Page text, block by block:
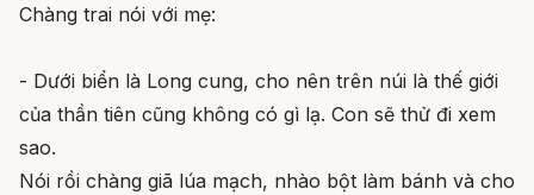
Chàng trai nói với mẹ:
- Dưới biển là Long cung, cho nên trên núi là thế giới
của thần tiên cũng không có gì lạ. Con sẽ thử đi xem
sao.
Nói rồi chàng giã lúa mạch, nhào bột làm bánh và cho